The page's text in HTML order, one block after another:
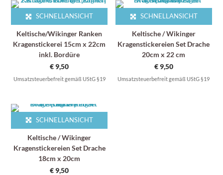
SCHNELLANSICHT
Keltische/Wikinger Ranken
Kragenstickerei 15cm x 22cm
inkl. Bordüre
€9,50
Umsatzsteuerbefreit gemäß UStG §19
SCHNELLANSICHT
Keltische / Wikinger
Kragenstickereien Set Drache
20cm x 22 cm
€9,50
Umsatzsteuerbefreit gemäß UStG §19
SCHNELLANSICHT
Keltische / Wikinger
Kragenstickereien Set Drache
18cm x 20cm
€9,50